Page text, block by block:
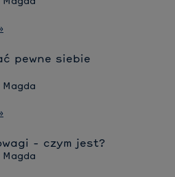
pewne siebie
- czym jest?